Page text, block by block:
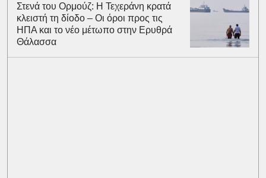
Στενά του Ορμούζ: Η Τεχεράνη κρατά
κλειστή τη δίοδο – Οι όροι προς τις
ΗΠΑ και το νέο μέτωπο στην Ερυθρά
Θάλασσα